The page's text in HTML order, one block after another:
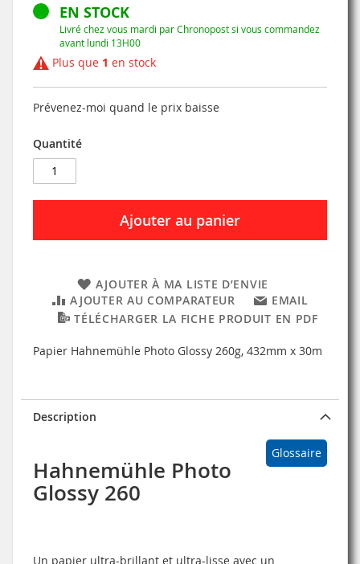
EN STOCK
Livré chez vous mardi par Chronopost si vous commandez
avant lundi 13H00
Plus que 1 en stock
Prévenez-moi quand le prix baisse
Quantité
Ajouter au panier
AJOUTER À MA LISTE D’ENVIE
AJOUTER AU COMPARATEUR
EMAIL
TÉLÉCHARGER LA FICHE PRODUIT EN PDF
Papier Hahnemühle Photo Glossy 260g, 432mm x 30m
Description
Glossaire
Hahnemühle Photo
Glossy 260
Un papier ultra-brillant et ultra-lisse avec un